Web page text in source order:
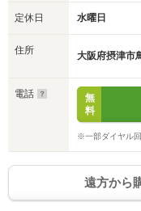
定休日 水曜日
住所 大阪府摂津市
電話
無
料
※一部ダイヤル
遠方から
※次回問い合
※保存さ
いいえ